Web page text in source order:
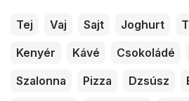
Tej Vaj Sajt Joghurt
Kenyér
Kávé Csokoládé
Szalonna
Pizza Dzsúsz